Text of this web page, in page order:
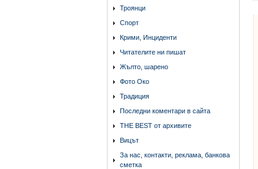
Троянци
Спорт
Крими, Инциденти
Читателите ни пишат
Жълто, шарено
Фото Око
Традиция
Последни коментари в сайта
THE BEST от архивите
Вицът
За нас, контакти, реклама, банкова
сметка